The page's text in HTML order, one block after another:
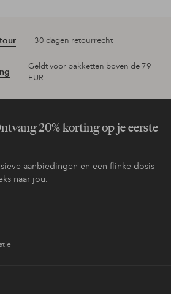
30 dagen retourrecht
Geldt voor pakketten boven de 79
EUR
20% korting op je eerste
aanbiedingen en een flinke dosis
naar jou.